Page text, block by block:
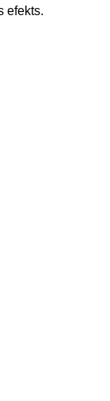
efekts.